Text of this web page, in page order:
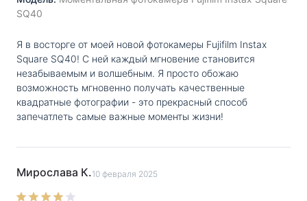
необходимости держать камеру в руках.
SQ40
Я в восторге от моей новой фотокамеры Fujifilm Instax
Square SQ40! С ней каждый мгновение становится
незабываемым и волшебным. Я просто обожаю
возможность мгновенно получать качественные
квадратные фотографии - это прекрасный способ
запечатлеть самые важные моменты жизни!
Мирослава К.10 февраля 2025